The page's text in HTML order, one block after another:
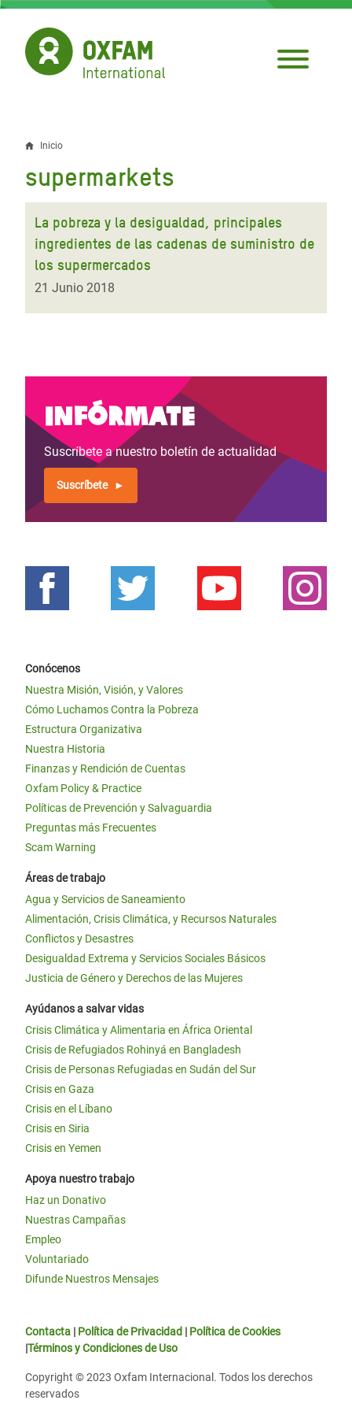
Pasar
contenido
principal
Sobrescribir
enlaces
de
ayuda
la
Inicio
supermarkets
La pobreza y la desigualdad, principales
ingredientes de las cadenas de suministro de
los supermercados
21 Junio 2018
Infórmate
Suscríbete a nuestro boletín de actualidad
Suscríbete
Conócenos
Nuestra Misión, Visión, y Valores
Cómo Luchamos Contra la Pobreza
Estructura Organizativa
Nuestra Historia
Finanzas y Rendición de Cuentas
Oxfam Policy & Practice
Políticas de Prevención y Salvaguardia
Preguntas más Frecuentes
Scam Warning
Áreas de trabajo
Agua y Servicios de Saneamiento
Alimentación, Crisis Climática, y Recursos Naturales
Conflictos y Desastres
Desigualdad Extrema y Servicios Sociales Básicos
Justicia de Género y Derechos de las Mujeres
Ayúdanos a salvar vidas
Crisis Climática y Alimentaria en África Oriental
Crisis de Refugiados Rohinyá en Bangladesh
Crisis de Personas Refugiadas en Sudán del Sur
Crisis en Gaza
Crisis en el Líbano
Crisis en Siria
Crisis en Yemen
Apoya nuestro trabajo
Haz un Donativo
Nuestras Campañas
Empleo
Voluntariado
Difunde Nuestros Mensajes
Contacta | Política de Privacidad | Política de Cookies
|Términos y Condiciones de Uso
Copyright © 2023 Oxfam Internacional. Todos los derechos
reservados